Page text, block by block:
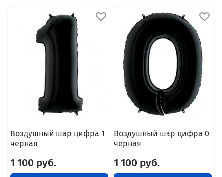
Воздушный шар цифра 1
черная
1 100 руб.
Воздушный шар цифра 0
черная
1 100 руб.